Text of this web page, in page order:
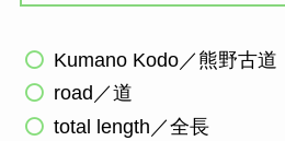
Kumano Kodo／熊野古道
road／道
total length／全長